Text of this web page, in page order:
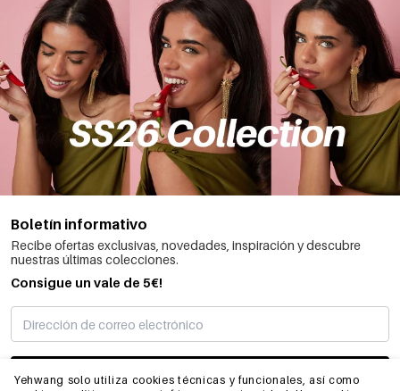
Yehwang solo utiliza cookies técnicas y funcionales, así como
Boletín informativo
Recibe ofertas exclusivas, novedades, inspiración y descubre
nuestras últimas colecciones.
Consigue un vale de 5€!
SUSCRIBIRME